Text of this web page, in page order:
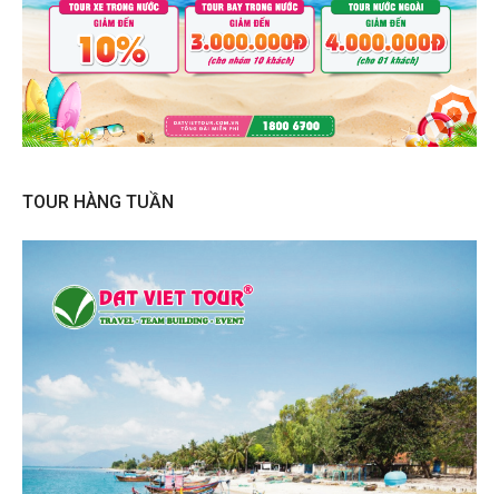
TOUR HÀNG TUẦN